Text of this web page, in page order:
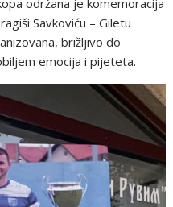
održana je komemoracija
Savkoviću – Giletu
brižljivo do
emocija i pijeteta.